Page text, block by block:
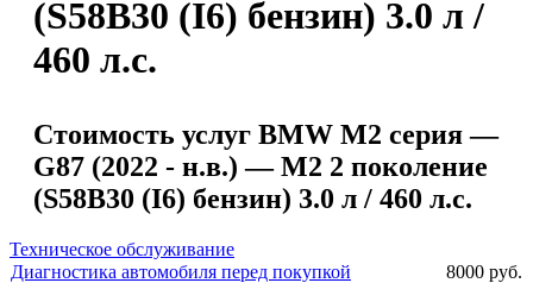
(S58B30 (I6) бензин) 3.0 л /
460 л.с.
Стоимость услуг BMW M2 серия —
G87 (2022 - н.в.) — M2 2 поколение
(S58B30 (I6) бензин) 3.0 л / 460 л.с.
Техническое обслуживание
Диагностика автомобиля перед покупкой
8000 руб.